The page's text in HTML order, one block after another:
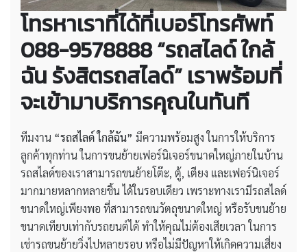
โทรหาเราที่ได้ที่เบอร์โทรศัพท์
088-9578888 “รถสไลด์ ใกล้
ฉันรังสิตรถสไลด์” เราพร้อมที่
จะเข้ามาบริการคุณในทันที
ทีมงาน “รถสไลด์ ใกล้ฉัน” มีความพร้อมสูง ในการให้บริการ
ลูกค้าทุกท่าน ในการขนย้ายเฟอร์นิเจอร์ขนาดใหญ่ภายในบ้าน
รถสไลด์ของเราสามารถขนย้ายโต๊ะ, ตู้, เตียง และเฟอร์นิเจอร์
มากมายหลากหลายชิ้น ได้ในรอบเดียว เพราะทางเรามีรถสไลด์
ขนาดใหญ่เพียงพอ ที่สามารถขนวัตถุขนาดใหญ่ หรือรับขนย้าย
ขนาดเทียบเท่ากับรถยนต์ได้ ทำให้คุณไม่ต้องเสียเวลา ในการ
เช่ารถขนย้ายวิ่งไปหลายรอบ หรือไม่มีปัญหาให้เกิดความเสี่ยง